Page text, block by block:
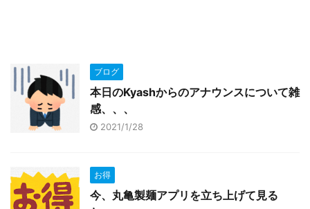
ブログ
本日のKyashからのアナウンスについて雑
感、、、
2021/1/28
お得
今、丸亀製麺アプリを立ち上げて見る